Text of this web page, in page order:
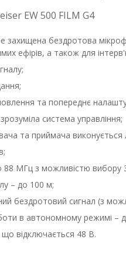
EW 500 FILM G4
захищена бездротова
ефірів, а також для
та попереднє
система управління;
та приймача
88 МГц з можливістю
– до 100 м;
бездротовий сигнал (з
в автономному режимі –
відключається 48 В.